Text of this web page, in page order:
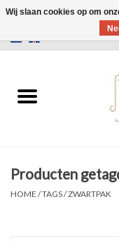
Jurken
Producten
HOME /TAGS/ZWARTPAK
Wij slaan cookies op om